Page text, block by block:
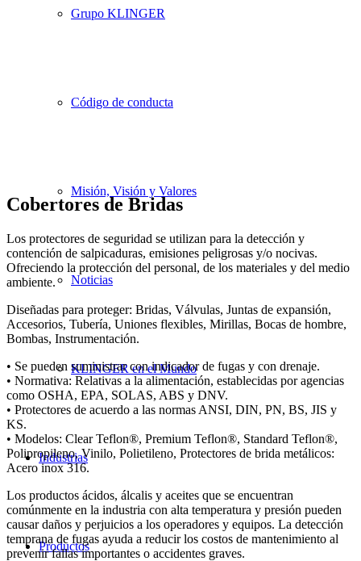
Grupo KLINGER
Código de conducta
Misión, Visión y Valores
Noticias
KLINGER en el Mundo
Industrias
Productos
Cobertores de Bridas
Los protectores de seguridad se utilizan para la detección y
contención de salpicaduras, emisiones peligrosas y/o nocivas.
Ofreciendo la protección del personal, de los materiales y del medio
ambiente.
Diseñadas para proteger: Bridas, Válvulas, Juntas de expansión,
Accesorios, Tubería, Uniones flexibles, Mirillas, Bocas de hombre,
Bombas, Instrumentación.
• Se pueden suministrar con indicador de fugas y con drenaje.
• Normativa: Relativas a la alimentación, establecidas por agencias
como OSHA, EPA, SOLAS, ABS y DNV.
• Protectores de acuerdo a las normas ANSI, DIN, PN, BS, JIS y
KS.
• Modelos: Clear Teflon®, Premium Teflon®, Standard Teflon®,
Polipropileno, Vinilo, Polietileno, Protectores de brida metálicos:
Acero inox 316.
Los productos ácidos, álcalis y aceites que se encuentran
comúnmente en la industria con alta temperatura y presión pueden
causar daños y perjuicios a los operadores y equipos. La detección
temprana de fugas ayuda a reducir los costos de mantenimiento al
prevenir fallas importantes o accidentes graves.